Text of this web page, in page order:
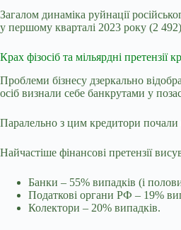
Загалом динаміка руйнації
у першому кварталі 2023 року (2
Крах фізосіб та мільярдні претензії
Проблеми бізнесу дзеркально
осіб визнали себе банкрутами у
Паралельно з цим кредитори почали
Найчастіше фінансові претензії
Банки – 55% випадків (і
Податкові органи РФ – 19%
Колектори – 20% випадків.